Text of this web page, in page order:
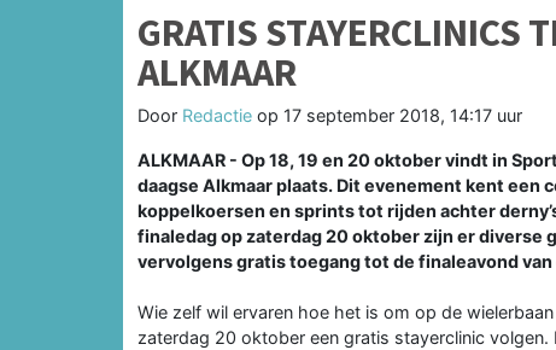
GRATIS STAYERCLINICS
ALKMAAR
Door Redactie op 17 september 2018, 14:17 uur
ALKMAAR - Op 18, 19 en 20 oktober vindt in
daagse Alkmaar plaats. Dit evenement kent een
koppelkoersen en sprints tot rijden achter
finaledag op zaterdag 20 oktober zijn er diverse
vervolgens gratis toegang tot de finaleavond van
Wie zelf wil ervaren hoe het is om op de
zaterdag 20 oktober een gratis stayerclinic